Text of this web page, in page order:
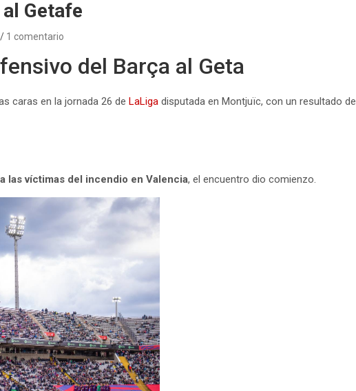
Getafe
1 comentario
del Barça al Geta
caras en la jornada 26 de LaLiga disputada en Montjuïc, con un resultado de
las víctimas del incendio en Valencia, el encuentro dio comienzo.